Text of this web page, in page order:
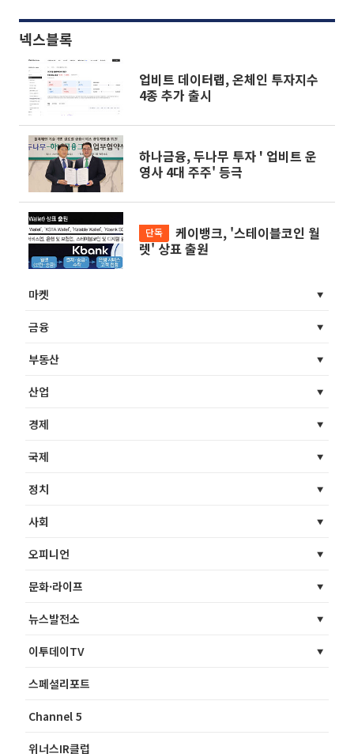
넥스블록
업비트 데이터랩, 온체인 투자지수
4종 추가 출시
하나금융, 두나무 투자 ' 업비트 운
영사 4대 주주' 등극
단독
렛' 상표 출원
마켓
금융
부동산
산업
경제
국제
정치
사회
오피니언
문화·라이프
뉴스발전소
이투데이TV
스페셜리포트
Channel 5
위너스IR클럽